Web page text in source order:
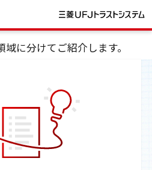
ような活躍フィールドがあ
域に分けてご紹介します。